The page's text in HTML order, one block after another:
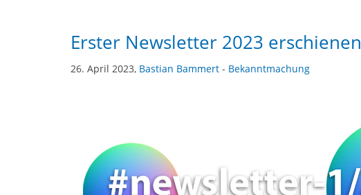
Erster Newsletter 2023 erschienen
26. April 2023, Bastian Bammert - Bekanntmachung